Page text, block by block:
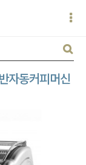
자동커피머신